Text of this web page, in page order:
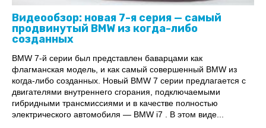
Видеообзор: новая 7-я серия — самый
продвинутый BMW из когда-либо
созданных
BMW 7-й серии был представлен баварцами как
флагманская модель, и как самый совершенный BMW из
когда-либо созданных. Новый BMW 7 серии предлагается с
двигателями внутреннего сгорания, подключаемыми
гибридными трансмиссиями и в качестве полностью
электрического автомобиля — BMW i7 . В этом виде...